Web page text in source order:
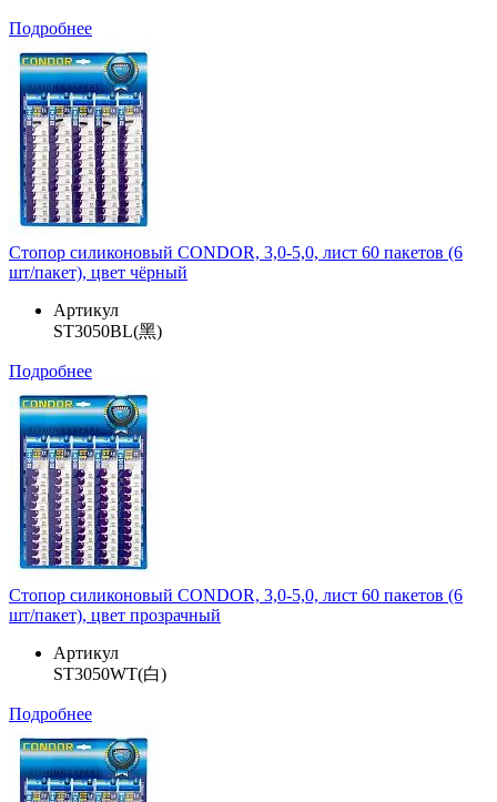
Подробнее
Стопор силиконовый CONDOR, 3,0-5,0, лист 60 пакетов (6
шт/пакет), цвет чёрный
Артикул
ST3050BL(黑)
Подробнее
Стопор силиконовый CONDOR, 3,0-5,0, лист 60 пакетов (6
шт/пакет), цвет прозрачный
Артикул
ST3050WT(白)
Подробнее